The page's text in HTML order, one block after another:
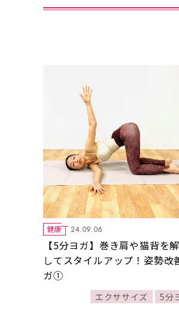
健康 24.09.06
【5分ヨガ】巻き肩や猫背を
してスタイルアップ！姿勢改
ガ①
エクササイズ 5分